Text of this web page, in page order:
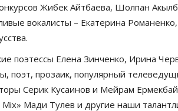
Жибек Айтбаева, Шолпан
вокалисты – Екатерина
поэтессы Елена Зинченко, Ирина
поэт, прозаик, популярный
Серик Кусаинов и Мейрам
Мади Тулев и другие наши
Культура